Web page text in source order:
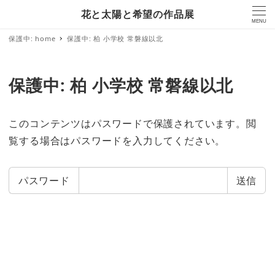
花と太陽と希望の作品展
MENU
保護中: home 保護中: 柏 小学校 常磐線以北
保護中: 柏 小学校 常磐線以北
このコンテンツはパスワードで保護されています。閲
覧する場合はパスワードを入力してください。
パスワード